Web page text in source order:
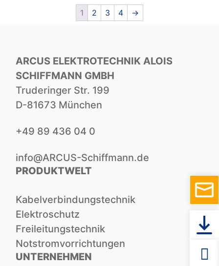
1 2 3 4 →
ARCUS ELEKTROTECHNIK ALOIS
SCHIFFMANN GMBH
Truderinger Str. 199
D-81673 München
+49 89 436 04 0
info@ARCUS-Schiffmann.de
PRODUKTWELT
Kabelverbindungstechnik
Elektroschutz
Freileitungstechnik
Notstromvorrichtungen
UNTERNEHMEN